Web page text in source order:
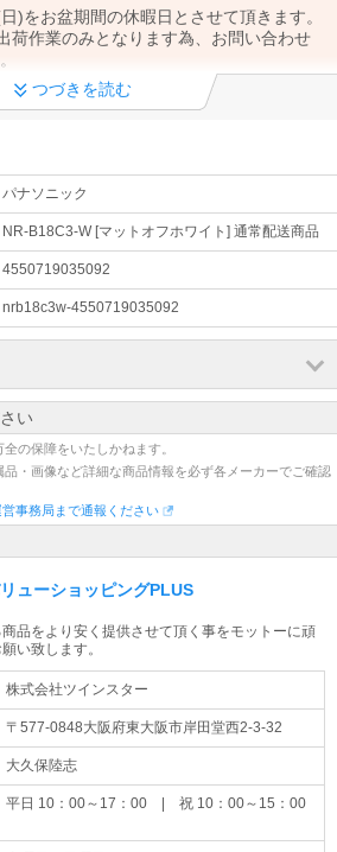
)をお盆期間の休暇日とさせて頂きます。
荷作業のみとなります為、お問い合わせ
に在庫状況メールを送信します。内容を
時点で注文確定となり、メーカーへ発注
送品のためお届け先は法人・事業主様限
らせ
に伴い、誠に勝手ながら一部商品につき
受付を停止させていただいております。※
事に関する選択ボックスを非表示に設定
つづきを読む
パナソニック
NR-B18C3-W [マットオフホワイト] 通常配送商品
4550719035092
nrb18c3w-4550719035092
い
の保障をいたしかねます。
・画像など詳細な商品情報を必ず各メーカーでご確認
事務局まで通報ください
ューショッピングPLUS
品をより安く提供させて頂く事をモットーに頑
い致します。
株式会社ツインスター
〒577-0848大阪府東大阪市岸田堂西2-3-32
大久保陸志
平日 10：00～17：00 | 祝 10：00～15：00